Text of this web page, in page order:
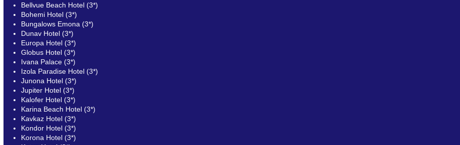
Bellvue Beach Hotel (3*)
Bohemi Hotel (3*)
Bungalows Emona (3*)
Dunav Hotel (3*)
Europa Hotel (3*)
Globus Hotel (3*)
Ivana Palace (3*)
Izola Paradise Hotel (3*)
Junona Hotel (3*)
Jupiter Hotel (3*)
Kalofer Hotel (3*)
Karina Beach Hotel (3*)
Kavkaz Hotel (3*)
Kondor Hotel (3*)
Korona Hotel (3*)